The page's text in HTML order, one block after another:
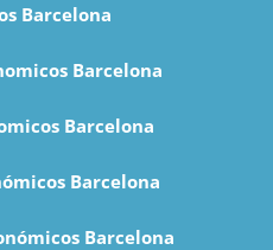
Barcelona
Barcelona
Barcelona
Barcelona
Barcelona